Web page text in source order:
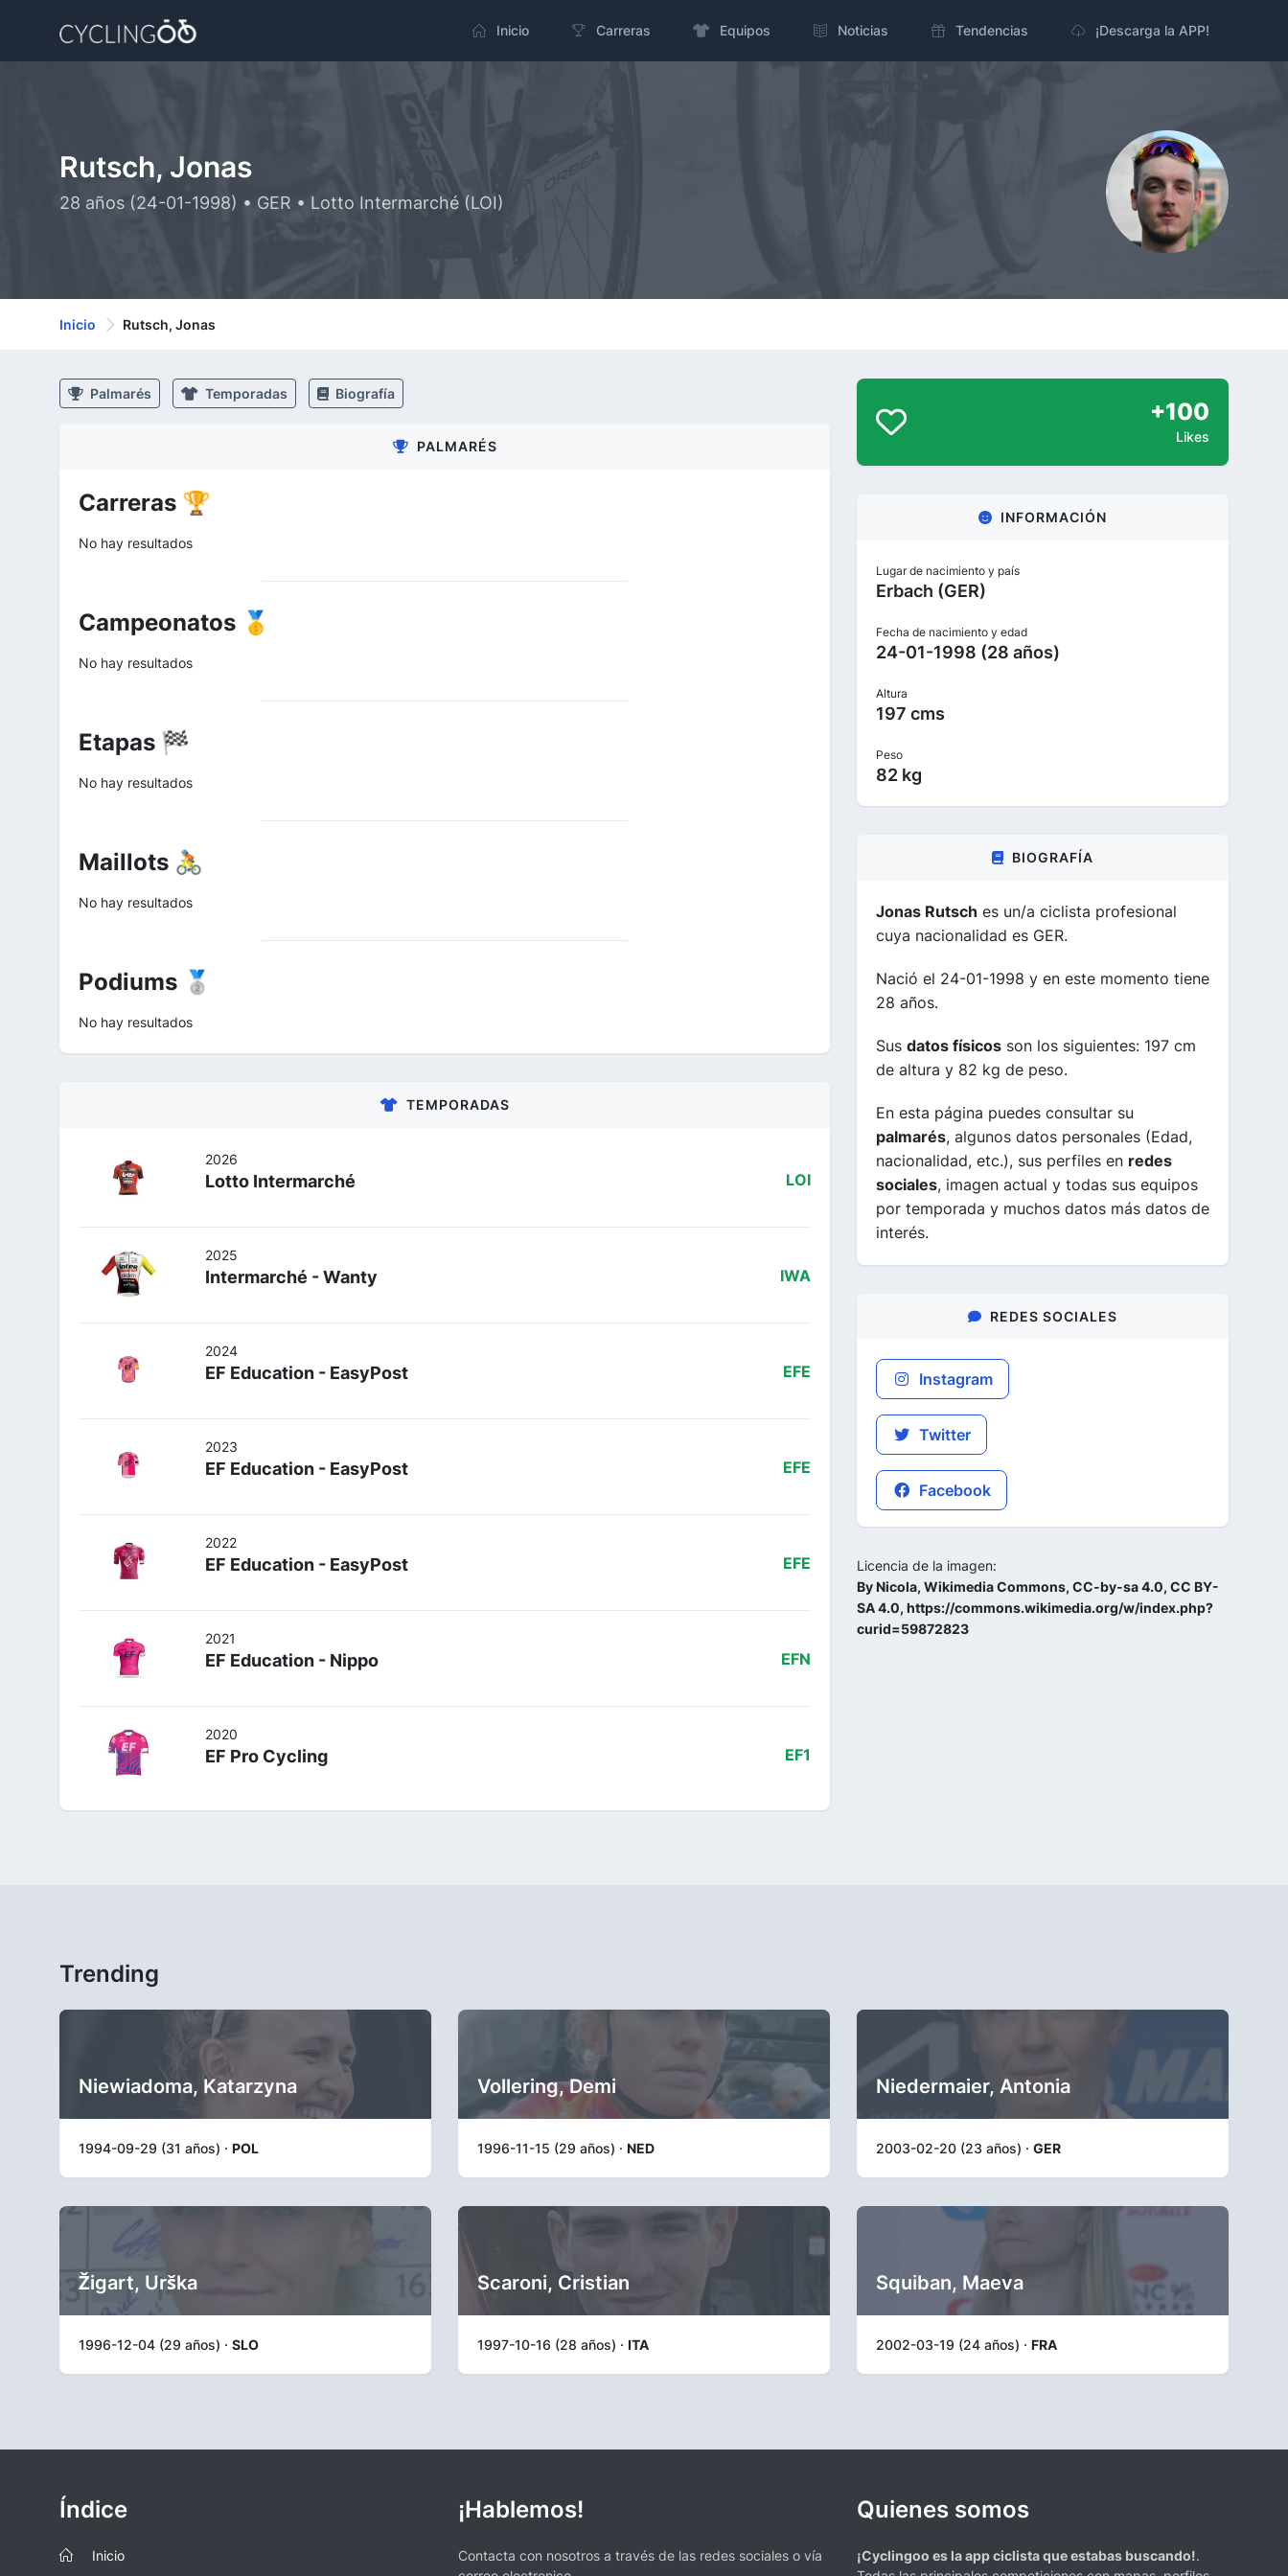
Inicio Carreras Equipos Noticias Tendencias ¡Descarga la APP!
Rutsch, Jonas
28 años (24-01-1998) • GER • Lotto Intermarché (LOI)
Inicio Rutsch, Jonas
Palmarés Temporadas Biografía
PALMARÉS
Carreras 🏆
No hay resultados
Campeonatos 🥇
No hay resultados
Etapas 🏁
No hay resultados
Maillots 🚴
No hay resultados
Podiums 🥈
No hay resultados
TEMPORADAS
2026
Lotto Intermarché LOI
2025
Intermarché - Wanty IWA
2024
EF Education - EasyPost EFE
2023
EF Education - EasyPost EFE
2022
EF Education - EasyPost EFE
2021
EF Education - Nippo EFN
2020
EF Pro Cycling EF1
+100
Likes
INFORMACIÓN
Lugar de nacimiento y país
Erbach (GER)
Fecha de nacimiento y edad
24-01-1998 (28 años)
Altura
197 cms
Peso
82 kg
BIOGRAFÍA
Jonas Rutsch es un/a ciclista profesional
cuya nacionalidad es GER.
Nació el 24-01-1998 y en este momento tiene
28 años.
Sus datos físicos son los siguientes: 197 cm
de altura y 82 kg de peso.
En esta página puedes consultar su
palmarés, algunos datos personales (Edad,
nacionalidad, etc.), sus perfiles en redes
sociales, imagen actual y todas sus equipos
por temporada y muchos datos más datos de
interés.
REDES SOCIALES
Instagram
Twitter
Facebook
Licencia de la imagen:
By Nicola, Wikimedia Commons, CC-by-sa 4.0, CC BY-
SA 4.0, https://commons.wikimedia.org/w/index.php?
curid=59872823
Trending
Niewiadoma, Katarzyna
1994-09-29 (31 años) · POL
Vollering, Demi
1996-11-15 (29 años) · NED
Niedermaier, Antonia
2003-02-20 (23 años) · GER
Žigart, Urška
1996-12-04 (29 años) · SLO
Scaroni, Cristian
1997-10-16 (28 años) · ITA
Squiban, Maeva
2002-03-19 (24 años) · FRA
Índice
Inicio
¡Hablemos!
Contacta con nosotros a través de las redes sociales o vía
Quienes somos
¡Cyclingoo es la app ciclista que estabas buscando!.